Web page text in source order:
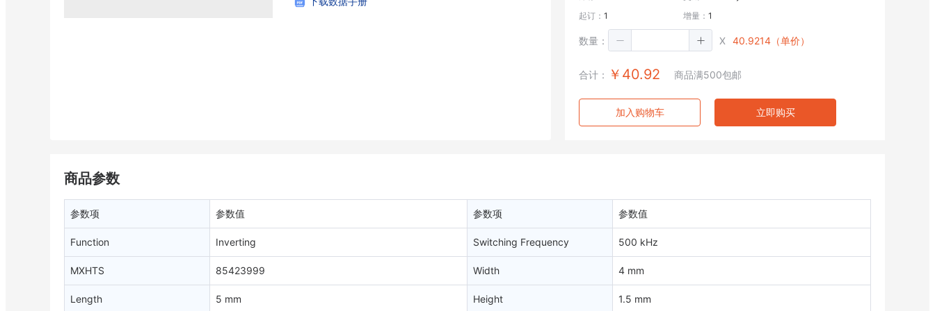
起订： 1 增量： 1
数量： X 40.9214（单价）
合计： ￥40.92 商品满500包邮
加入购物车 立即购买
商品参数
参数项 参数值 参数项 参数值
Function Inverting Switching Frequency 500 kHz
MXHTS 85423999 Width 4 mm
Length 5 mm Height 1.5 mm